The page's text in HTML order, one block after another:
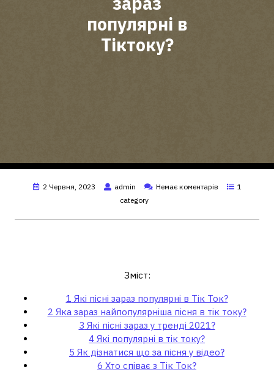
популярні в
Тіктоку?
2 Червня, 2023 admin Немає коментарів
1
category
Зміст:
1 Які пісні зараз популярні в Тік Ток?
2 Яка зараз найпопулярніша пісня в тік току?
3 Які пісні зараз у тренді 2021?
4 Які популярні в тік току?
5 Як дізнатися що за пісня у відео?
6 Хто співає з Тік Ток?